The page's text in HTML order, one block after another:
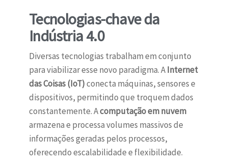
Tecnologias-chave da
Indústria 4.0
Diversas tecnologias trabalham em conjunto
para viabilizar esse novo paradigma. AInternet
das Coisas (IoT)conecta máquinas, sensores e
dispositivos, permitindo que troquem dados
constantemente. Acomputação em nuvem
armazena e processa volumes massivos de
informações geradas pelos processos,
oferecendo escalabilidade e flexibilidade.